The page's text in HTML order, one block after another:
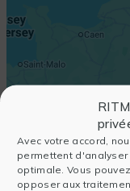
Avec votre accord,
permettent d'analyser
optimale. Vous
opposer aux